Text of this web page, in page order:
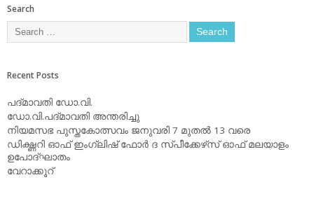
Search
Recent Posts
പദ്മാവതി ഡോ.വി.
ഡോ.വി.പദ്മാവതി അന്തരിച്ചു
നിയമസഭ പുസ്തകോത്സവം ജനുവരി 7 മുതല്‍ 13 വരെ
ഡിക്ഷ്ണറി ഓഫ് ഇംഗ്ലിഷ് ഫോര്‍ ദ സ്പീക്കേഴ്‌സ് ഓഫ് മലയാളം
ഉപോദ്ഘാതം
വേറാക്കൂറ്